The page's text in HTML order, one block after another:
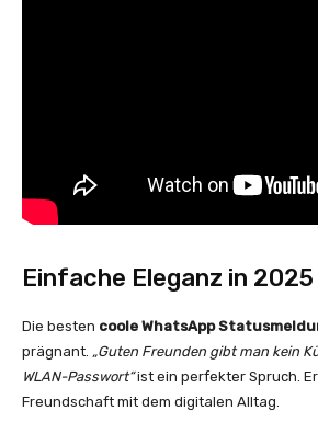
Einfache Eleganz in 2025
Die besten coole WhatsApp
prägnant. „Guten Freunden gibt man kein
WLAN-Passwort“ist ein perfekter Spruch.
Freundschaft mit dem digitalen Alltag.